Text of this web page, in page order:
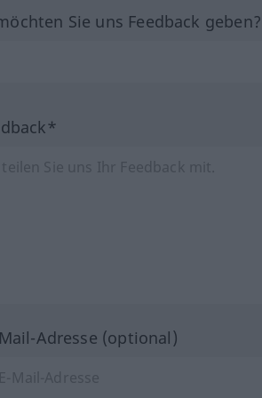
Sie uns Feedback
Adresse (optional)